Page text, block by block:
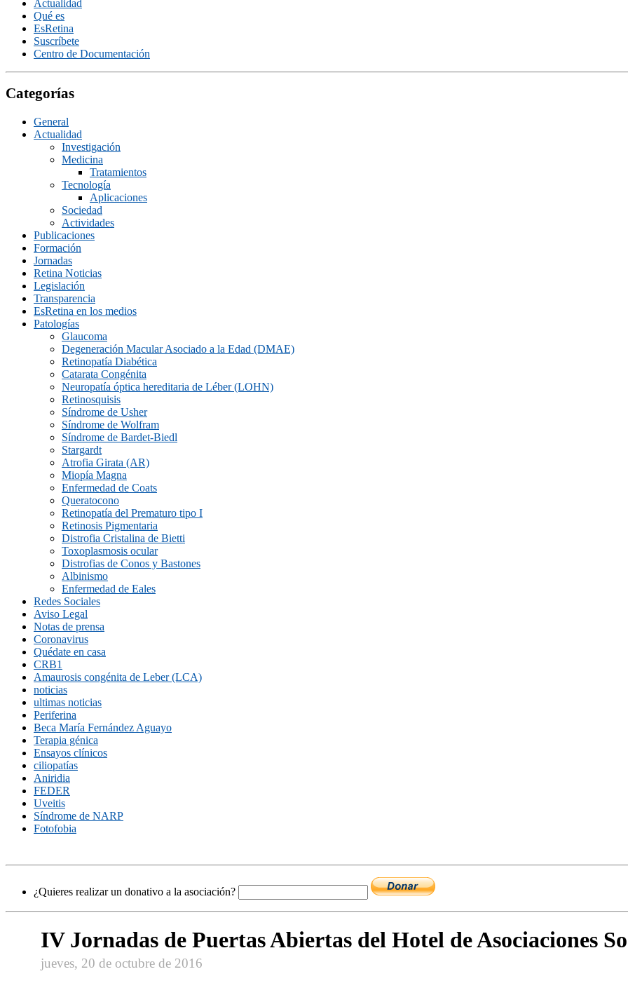
Actualidad
Qué es
EsRetina
Suscrí­bete
Centro de Documentación
Categorías
General
Actualidad
Investigación
Medicina
Tratamientos
Tecnologí­a
Aplicaciones
Sociedad
Actividades
Publicaciones
Formación
Jornadas
Retina Noticias
Legislación
Transparencia
EsRetina en los medios
Patologías
Glaucoma
Degeneración Macular Asociado a la Edad (DMAE)
Retinopatía Diabética
Catarata Congénita
Neuropatí­a óptica hereditaria de Léber (LOHN)
Retinosquisis
Síndrome de Usher
Síndrome de Wolfram
Síndrome de Bardet-Biedl
Stargardt
Atrofia Girata (AR)
Miopía Magna
Enfermedad de Coats
Queratocono
Retinopatí­a del Prematuro tipo I
Retinosis Pigmentaria
Distrofia Cristalina de Bietti
Toxoplasmosis ocular
Distrofias de Conos y Bastones
Albinismo
Enfermedad de Eales
Redes Sociales
Aviso Legal
Notas de prensa
Coronavirus
Quédate en casa
CRB1
Amaurosis congénita de Leber (LCA)
noticias
ultimas noticias
Periferina
Beca María Fernández Aguayo
Terapia génica
Ensayos clínicos
ciliopatías
Aniridia
FEDER
Uveitis
Síndrome de NARP
Fotofobia
¿Quieres realizar un donativo a la asociación?
IV Jornadas de Puertas Abiertas del Hotel de Asociaciones
jueves, 20 de octubre de 2016